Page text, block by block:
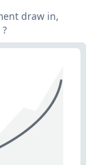
draw in,